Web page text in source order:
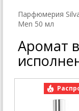
Парфюмерия
Men 50 мл
Аромат